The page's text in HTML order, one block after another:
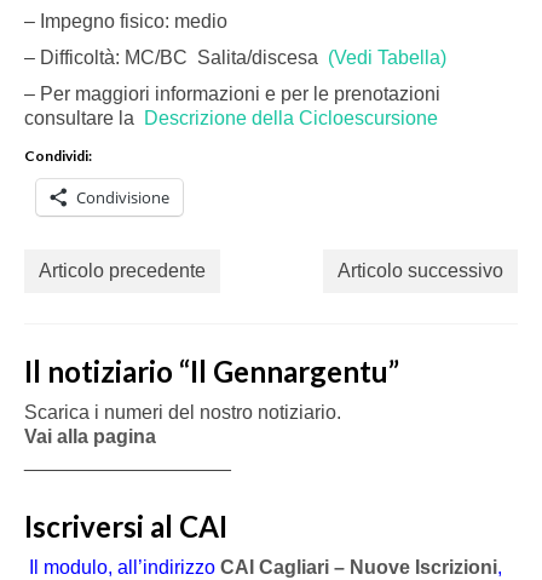
– Impegno fisico: medio
– Difficoltà: MC/BC Salita/discesa (Vedi Tabella)
– Per maggiori informazioni e per le prenotazioni
consultare la Descrizione della Cicloescursione
Condividi:
Condivisione
Articolo precedente Articolo successivo
Il notiziario “Il Gennargentu”
Scarica i numeri del nostro notiziario.
Vai alla pagina
Iscriversi al CAI
Il modulo, all’indirizzo CAI Cagliari – Nuove Iscrizioni,